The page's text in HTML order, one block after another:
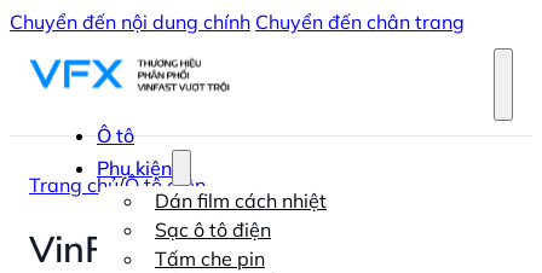
Chuyển đến nội dung chính Chuyển đến chân trang
Ô tô
Phụ kiện
Dán film cách nhiệt
Sạc ô tô điện
Tấm che pin
Trang chủ/Ô tô điện
VinFast EC Van giá bao